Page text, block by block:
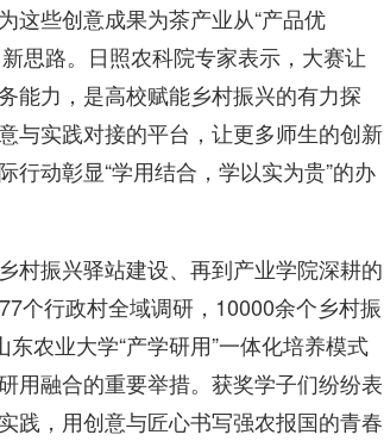
这些创意成果为茶产业从“产品优
思路。日照农科院专家表示，大赛让
能力，是高校赋能乡村振兴的有力探
与实践对接的平台，让更多师生的创新
行动彰显“学用结合，学以实为贵”的办
村振兴驿站建设、再到产业学院深耕的
个行政村全域调研，10000余个乡村振
农业大学“产学研用”一体化培养模式
用融合的重要举措。获奖学子们纷纷表
践，用创意与匠心书写强农报国的青春